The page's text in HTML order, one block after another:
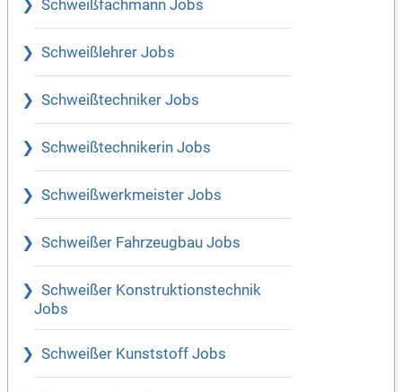
Schweißfachmann Jobs
Schweißlehrer Jobs
Schweißtechniker Jobs
Schweißtechnikerin Jobs
Schweißwerkmeister Jobs
Schweißer Fahrzeugbau Jobs
Schweißer Konstruktionstechnik
Jobs
Schweißer Kunststoff Jobs